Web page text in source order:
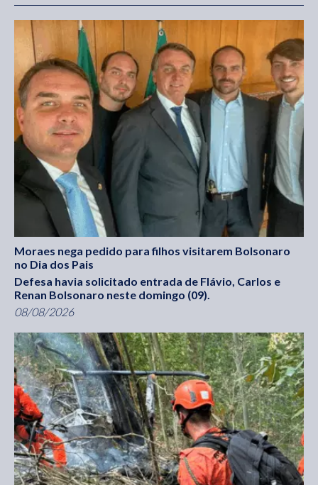
Moraes nega pedido para filhos visitarem Bolsonaro
no Dia dos Pais
Defesa havia solicitado entrada de Flávio, Carlos e
Renan Bolsonaro neste domingo (09).
08/08/2026